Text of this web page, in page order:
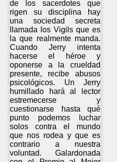
de los sacerdotes que
rigen su disciplina hay
una sociedad secreta
llamada los Vigils que es
la que realmente manda.
Cuando Jerry intenta
hacerse el héroe y
oponerse a la crueldad
presente, recibe abusos
psicológicos. Un Jerry
humillado hará al lector
estremecerse y
cuestionarse hasta qué
punto podemos luchar
solos contra el mundo
que nos rodea y que es
contrario a nuestra
voluntad. Galardonada